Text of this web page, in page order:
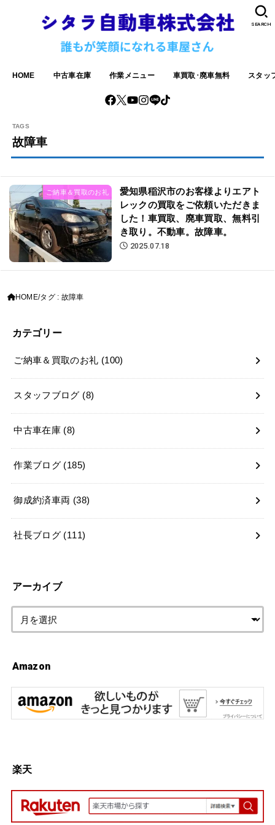
HOME 中古車在庫 作業メニュー 車買取･廃車無料 スタッ
SEARCH
故障車
ご納車＆買取のお礼
愛知県稲沢市のお客様よりエアト
レックの買取をご依頼いただきま
した！車買取、廃車買取、無料引
き取り。不動車。故障車。
2025.07.18
HOME タグ : 故障車
カテゴリー
ご納車＆買取のお礼 (100)
スタッフブログ (8)
中古車在庫 (8)
作業ブログ (185)
御成約済車両 (38)
社長ブログ (111)
アーカイブ
Amazon
楽天